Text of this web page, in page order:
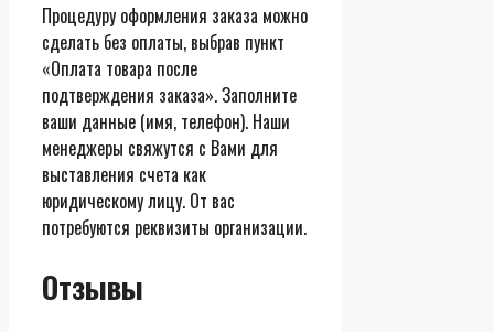
Процедуру оформления заказа можно
сделать без оплаты, выбрав пункт
«Оплата товара после
подтверждения заказа». Заполните
ваши данные (имя, телефон). Наши
менеджеры свяжутся с Вами для
выставления счета как
юридическому лицу. От вас
потребуются реквизиты организации.
Отзывы